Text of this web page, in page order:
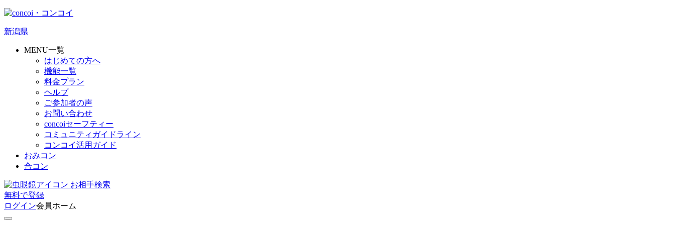
新潟県
MENU一覧
はじめての方へ
機能一覧
料金プラン
ヘルプ
ご参加者の声
お問い合わせ
concoiセーフティー
コミュニティガイドライン
コンコイ活用ガイド
おみコン
合コン
お相手検索
無料で登録
ログイン会員ホーム